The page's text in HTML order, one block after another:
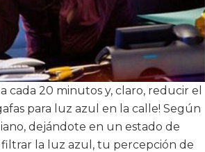
cada 20 minutos y, claro, reducir el
para luz azul en la calle! Según
dejándote en un estado de
filtrar la luz azul, tu percepción de